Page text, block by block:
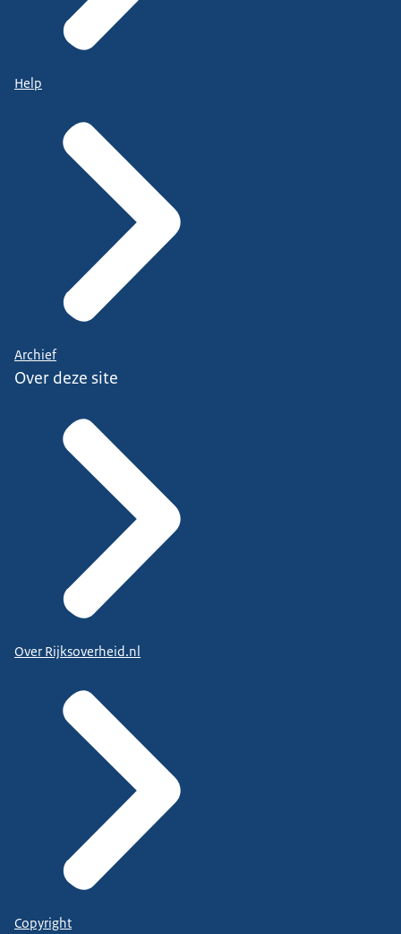
Help
Archief
Over deze site
Over Rijksoverheid.nl
Copyright